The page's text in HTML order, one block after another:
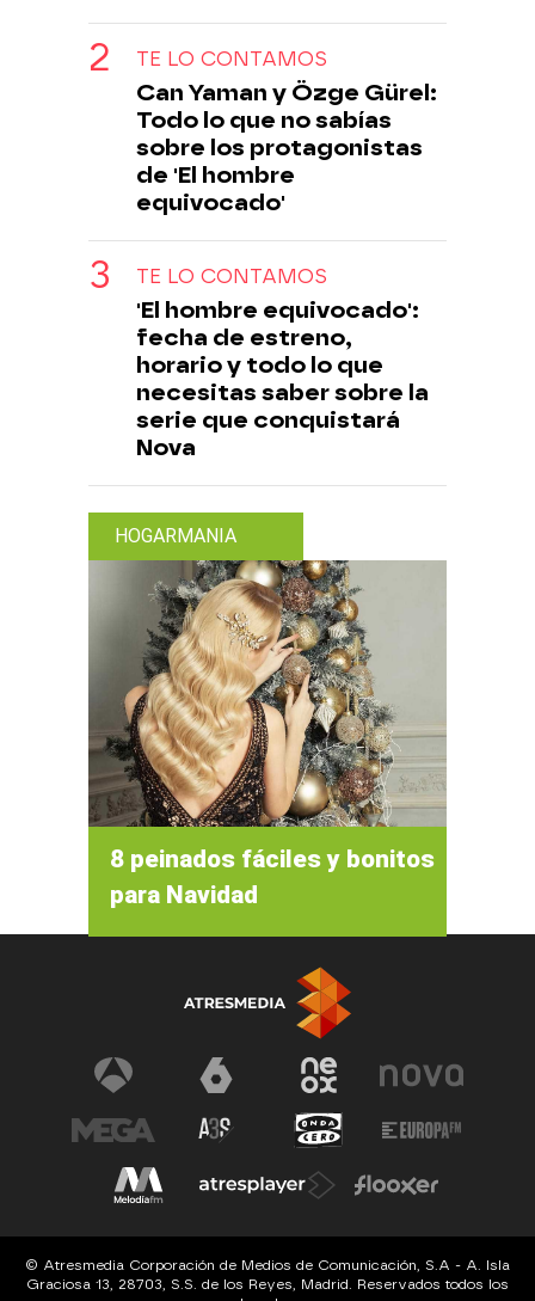
TE LO CONTAMOS
Can Yaman y Özge Gürel:
Todo lo que no sabías
sobre los protagonistas
de 'El hombre
equivocado'
TE LO CONTAMOS
'El hombre equivocado':
fecha de estreno,
horario y todo lo que
necesitas saber sobre la
serie que conquistará
Nova
HOGARMANIA
8 peinados fáciles y bonitos
para Navidad
© Atresmedia Corporación de Medios de Comunicación, S.A - A. Isla
Graciosa 13, 28703, S.S. de los Reyes, Madrid. Reservados todos los